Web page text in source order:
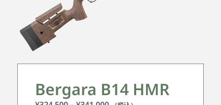
Bergara B14 HMR